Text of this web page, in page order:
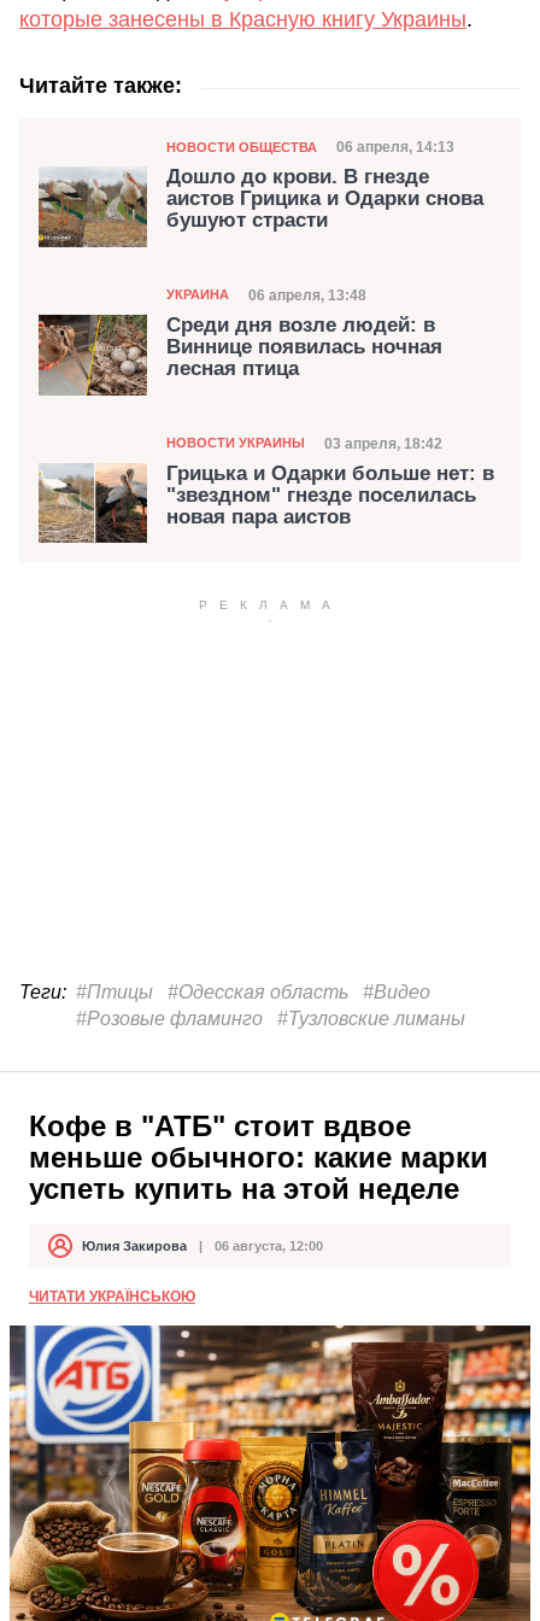
которые занесены в Красную книгу Украины.
Читайте также:
Категория
НОВОСТИ ОБЩЕСТВА Дата публикации
06 апреля, 14:13
Дошло до крови. В гнезде
аистов Грицика и Одарки снова
бушуют страсти
Категория
УКРАИНА Дата публикации
06 апреля, 13:48
Среди дня возле людей: в
Виннице появилась ночная
лесная птица
Категория
НОВОСТИ УКРАИНЫ Дата публикации
03 апреля, 18:42
Грицька и Одарки больше нет: в
"звездном" гнезде поселилась
новая пара аистов
Теги: #Птицы #Одесская область
#Видео
#Розовые фламинго
#Тузловские лиманы